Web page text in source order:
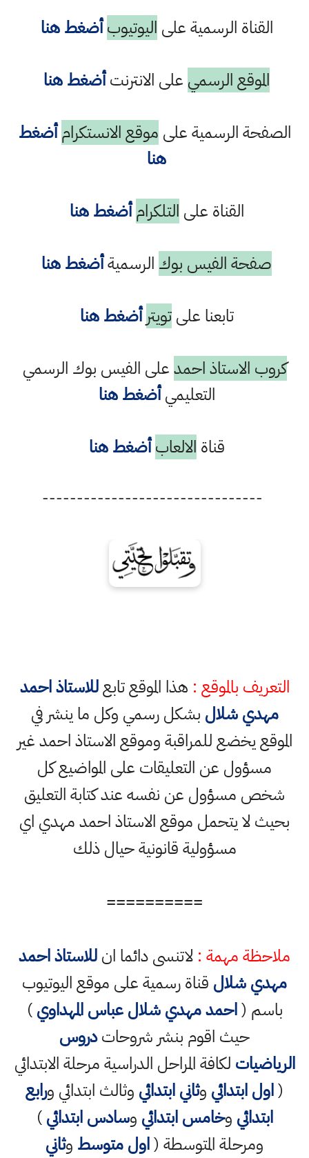
القناة الرسمية على اليوتيوب أضغط هنا
الموقع الرسمي على الانترنتأضغط هنا
الصفحة الرسمية على موقع الانستكرام أضغط
هنا
القناة على التلكرام أضغط هنا
صفحة الفيس بوك الرسميةأضغط هنا
تابعنا علىتويتر أضغط هنا
كروب الاستاذ احمدعلى الفيس بوك الرسمي
التعليميأضغط هنا
قناة الالعاب أضغط هنا
--------------------------------
التعريف بالموقع : هذا الموقع تابعللاستاذ احمد
مهدي شلال بشكل رسمي وكل ما ينشر في
الموقع يخضع للمراقبة وموقع الاستاذ احمد غير
مسؤول عن التعليقات على المواضيع كل
شخص مسؤول عن نفسه عند كتابة التعليق
بحيث لا يتحمل موقع الاستاذ احمد مهدي اي
مسؤولية قانونية حيال ذلك
==========
ملاحظة مهمة : لاتنسى دائما انللاستاذ احمد
مهدي شلال قناة رسمية على موقع اليوتيوب
باسم (احمد مهدي شلال عباس المهداوي)
حيث اقوم بنشر شروحاتدروس
الرياضيات لكافة المراحل الدراسية مرحلة الابتدائي
(اول ابتدائي وثاني ابتدائي وثالث ابتدائي ورابع
ابتدائي وخامس ابتدائي وسادس ابتدائي)
ومرحلة المتوسطة (اول متوسط وثاني